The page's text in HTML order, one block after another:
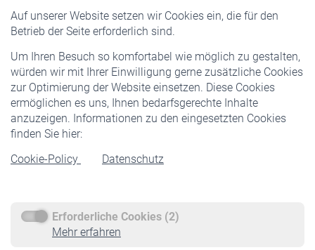
Auf unserer Website setzen wir Cookies ein, die für den
Betrieb der Seite erforderlich sind.
Um Ihren Besuch so komfortabel wie möglich zu gestalten,
würden wir mit Ihrer Einwilligung gerne zusätzliche Cookies
zur Optimierung der Website einsetzen. Diese Cookies
ermöglichen es uns, Ihnen bedarfsgerechte Inhalte
anzuzeigen. Informationen zu den eingesetzten Cookies
finden Sie hier:
Cookie-Policy
Datenschutz
Erforderliche Cookies (2)
Mehr erfahren
Pflichtversicherung
Staatliche Förderung
Veranstaltungen
Rentner
Rentenbeginn
Rente beantragen
Service
Informationen